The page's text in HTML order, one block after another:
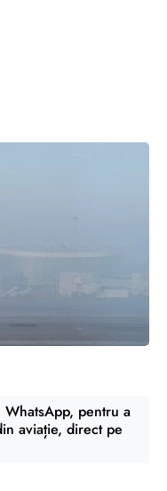
pentru a
aviație, direct pe